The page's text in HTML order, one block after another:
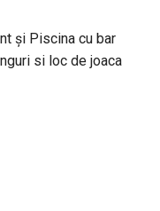
și Piscina cu bar
si loc de joaca